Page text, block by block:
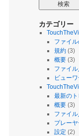
カテゴリー
ファイ
規約 (3)
概要 (3)
ファイ
ビュー
最新のト
概要 (3)
ファイ
プレー
設定 (2)